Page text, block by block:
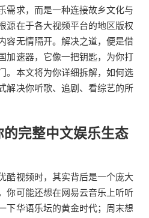
需求，而是一种连接故乡文化与
源在于各大视频平台的地区版权
容无情隔开。解决之道，便是借
加速器，它像一把钥匙，为你打
。本文将为你详细拆解，如何选
解决你听歌、追剧、看综艺的所
完整中文娱乐生态
酷视频时，其实背后是一个庞大
你可能还想在网易云音乐上听听
下华语乐坛的黄金时代；周末想